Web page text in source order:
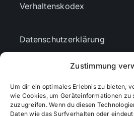
Zustimmung
Um dir ein optimales Erlebnis zu bieten,
wie Cookies, um Geräteinformationen
zuzugreifen. Wenn du diesen
Daten wie das Surfverhalten oder
Verhaltenskodex
Datenschutzerklärung
Cookie-Richtlinie (EU)